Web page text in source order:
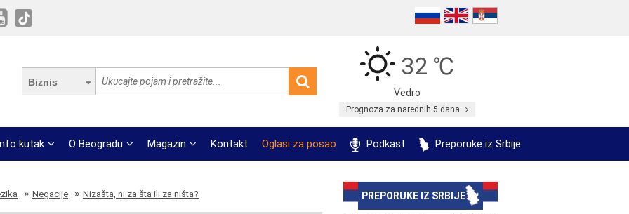
Biznis
32 ℃
Vedro
Prognoza za narednih 5 dana
kutak O Beogradu Magazin Kontakt Oglasi za posao Podkast Preporuke iz Srbije
Negacije Nizašta, ni za šta ili za ništa? PREPORUKE IZ SRBIJE